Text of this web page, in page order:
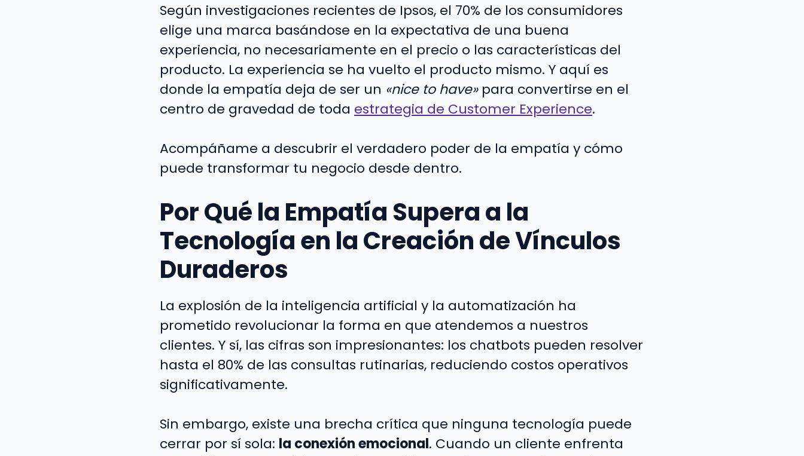
Según investigaciones recientes de Ipsos, el 70% de los consumidores
elige una marca basándose en la expectativa de una buena
experiencia, no necesariamente en el precio o las características del
producto. La experiencia se ha vuelto el producto mismo. Y aquí es
donde la empatía deja de ser un «nice to have»para convertirse en el
centro de gravedad de toda estrategia de Customer Experience.
Acompáñame a descubrir el verdadero poder de la empatía y cómo
puede transformar tu negocio desde dentro.
Por Qué la Empatía Supera a la
Tecnología en la Creación de Vínculos
Duraderos
La explosión de la inteligencia artificial y la automatización ha
prometido revolucionar la forma en que atendemos a nuestros
clientes. Y sí, las cifras son impresionantes: los chatbots pueden resolver
hasta el 80% de las consultas rutinarias, reduciendo costos operativos
significativamente.
Sin embargo, existe una brecha crítica que ninguna tecnología puede
cerrar por sí sola: la conexión emocional. Cuando un cliente enfrenta